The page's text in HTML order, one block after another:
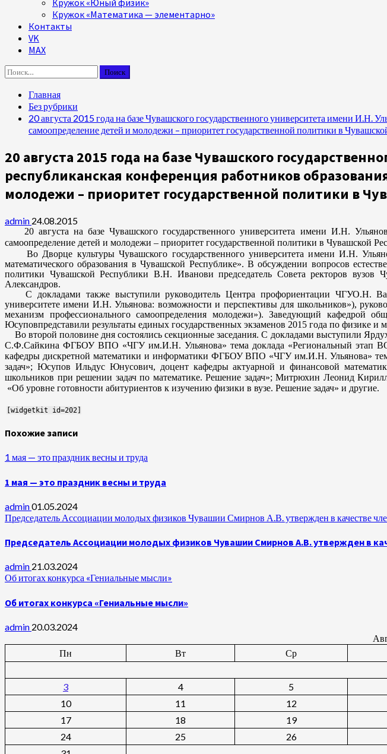
Кружок «Юный физик»
Кружок «Математика — элементарно»
Контакты
VK
MAX
Найти:
Главная
Без рубрики
20 августа 2015 года на базе Чувашского государственного университета имени И.Н.
самоопределение детей и молодежи – приоритет государственной политики в
20 августа 2015 года на базе Чувашского
республиканская конференция работников
молодежи – приоритет государственной политики в
admin 24.08.2015
20 августа на базе Чувашского государственного университета имени И.Н.
самоопределение детей и молодежи – приоритет государственной политики в Чувашской
Во Дворце культуры Чувашского государственного университета имени И.Н.
математического образования в Чувашской Республике». В обсуждении вопросов
политики Чувашской Республики В.Н. Иванови председатель Совета ректоров вузов
Александров.
С докладами также выступили руководитель Центра профориентации ЧГУО.Н.
университете имени И.Н. Ульянова: возможности и перспективы для школьников»),
механизм профессионального самоопределения молодежи»). Заведующий кафедрой
Юсуповпредставили результаты единых государственных экзаменов 2015 года по физике и
Во второй половине дня состоялись секционные заседания. С докладами выступили
С.Ф.Сайкина ФГБОУ ВПО «ЧГУ им.И.Н. Ульянова» тема доклада «Региональный этап
кафедры дискретной математики и информатики ФГБОУ ВПО «ЧГУ им.И.Н. Ульянова»
задач»; Юсупов Ильдус Юнусович, доцент кафедры актуарной и финансовой
школьников при решении задач по математике. Решение задач»; Митрюхин Леонид
«Об уровне готовности абитуриентов к изучению физики в вузе. Решение задач» и другие.
[widgetkit id=202]
Похожие записи
1 мая — это праздник весны и труда
1 мая — это праздник весны и труда
admin01.05.2024
Председатель Ассоциации молодых физиков Чувашии Смирнов А.В. утвержден в качестве
Председатель Ассоциации молодых физиков Чувашии Смирнов А.В. утвержден в
admin 21.03.2024
Об итогах конкурса «Гениальные мысли»
Об итогах конкурса «Гениальные мысли»
admin 20.03.2024
Пн
Вт Ср
3
4 5
10
11 12
17
18 19
24
25 26